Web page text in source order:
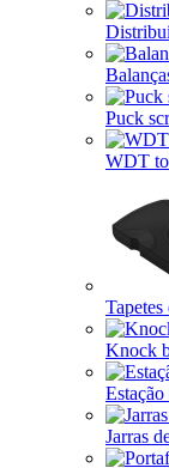
Puck
WDT
Tapetes
Knock
Jarras